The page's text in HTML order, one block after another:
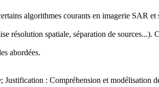
algorithmes courants en imagerie SAR et
résolution spatiale, séparation de sources...).
abordées.
Justification : Compréhension et modélisation